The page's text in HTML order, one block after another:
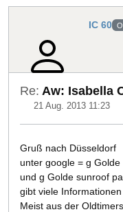
IC 60
Re: Aw: Isabella
21 Aug. 2013 11:23
Gruß nach Düsseldorf
unter google = g
und g Golde sunroof
gibt viele
Meist aus der